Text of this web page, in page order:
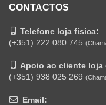
CONTACTOS
Telefone loja física:
(+351) 222 080 745
Apoio ao cliente loja
(+351) 938 025 269
Email: